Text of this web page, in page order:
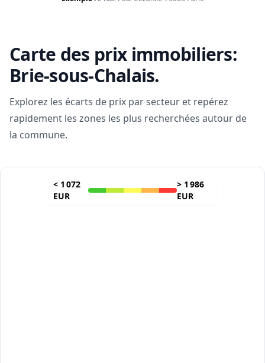
Carte des prix immobiliers:
Brie-sous-Chalais.
Explorez les écarts de prix par secteur et repérez
rapidement les zones les plus recherchées autour de
la commune.
< 1 072
EUR
> 1 986
EUR